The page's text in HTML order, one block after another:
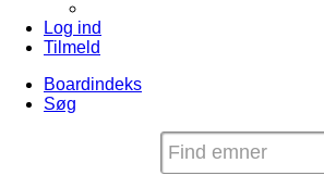
Log ind
Tilmeld
Boardindeks
Søg